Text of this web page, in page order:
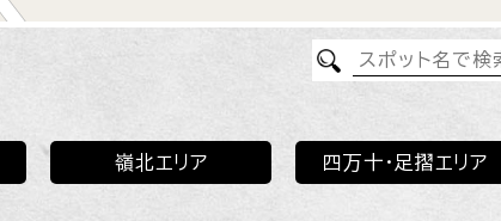
嶺北エリア 四万十・足摺エリア